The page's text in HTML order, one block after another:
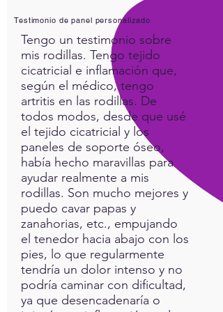
Polluted-Environment-
Holman-Dorneanu-Drake-
July2016.pdf
Testimonio de panel personalizado
Tengo un testimonio sobre
mis rodillas. Tengo tejido
cicatricial e inflamación que,
según el médico, tengo
artritis en las rodillas. De
todos modos, desde que usé
el tejido cicatricial y los
paneles de soporte óseo,
había hecho maravillas para
ayudar realmente a mis
rodillas. Son mucho mejores y
puedo cavar papas y
zanahorias, etc., empujando
el tenedor hacia abajo con los
pies, lo que regularmente
tendría un dolor intenso y no
podría caminar con dificultad,
ya que desencadenaría o